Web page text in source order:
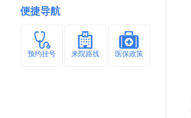
便捷导航
预约挂号 来院路线 医保政策